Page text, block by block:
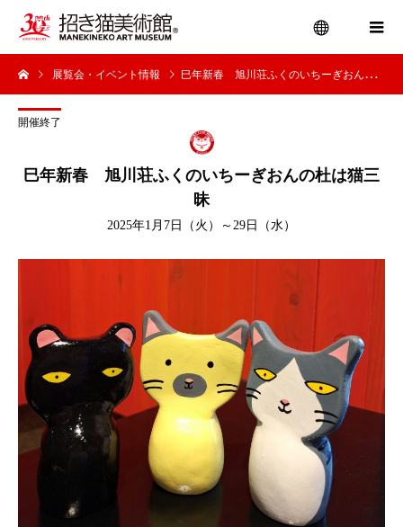
menu
展覧会・イベント情報 巳年新春 旭川荘ふくのいちーぎおんの杜は猫三昧
開催終了
巳年新春 旭川荘ふくのいちーぎおんの杜は猫三
昧
2025年1月7日（火）～29日（水）